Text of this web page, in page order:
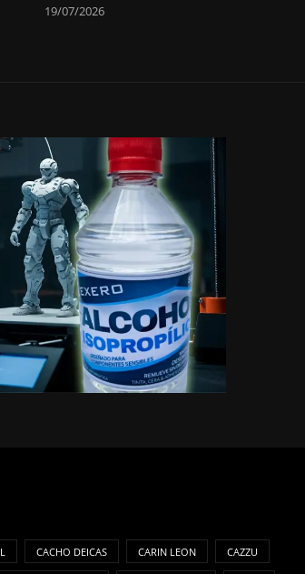
19/07/2026
CACHO DEICAS CARIN LEON CAZZU